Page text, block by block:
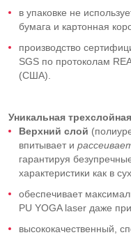
в упаковке не
бумага и картонная
производство
SGS по протоколам
(США).
Уникальная
Верхний слой
впитывает и
гарантируя
характеристики как в
обеспечивает
PU YOGA laser даже
высококачественный,